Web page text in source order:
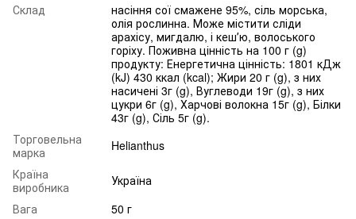
Склад
насіння сої смажене 95%, сіль морська,
олія рослинна. Може містити сліди
арахісу, мигдалю, і кешʼю, волоського
горіху. Поживна цінність на 100 г (g)
продукту: Енергетична цінність: 1801 кДж
(kJ) 430 ккал (kcal); Жири 20 г (g), з них
насичені 3г (g), Вуглеводи 19г (g), з них
цукри 6г (g), Харчові волокна 15г (g), Білки
43г (g), Сіль 5г (g).
Торговельна
марка
Helianthus
Країна
виробника
Україна
Вага
50 г